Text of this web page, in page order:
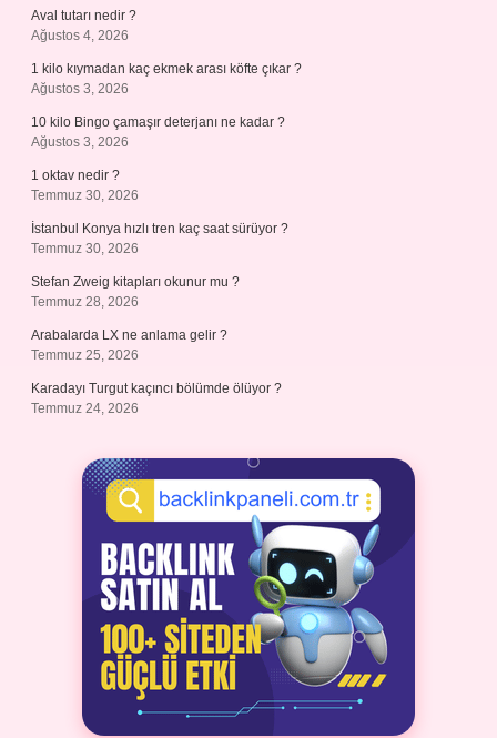
Aval tutarı nedir ?
Ağustos 4, 2026
1 kilo kıymadan kaç ekmek arası köfte çıkar ?
Ağustos 3, 2026
10 kilo Bingo çamaşır deterjanı ne kadar ?
Ağustos 3, 2026
1 oktav nedir ?
Temmuz 30, 2026
İstanbul Konya hızlı tren kaç saat sürüyor ?
Temmuz 30, 2026
Stefan Zweig kitapları okunur mu ?
Temmuz 28, 2026
Arabalarda LX ne anlama gelir ?
Temmuz 25, 2026
Karadayı Turgut kaçıncı bölümde ölüyor ?
Temmuz 24, 2026